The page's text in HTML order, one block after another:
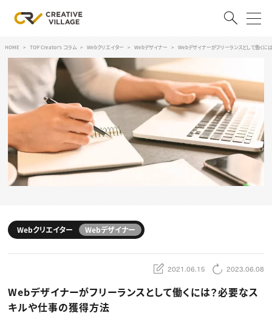
ログイン 会員登録
クリエイター求人を探す
CREATIVE JOB求人検索
特集求人
採用説明会
スキルアップしたい！
デザイン
編集・ライティング
マーケティング
ディレクション
業界解説・キャリア事情
TOP Creator’s コラム
Webクリエイター
アプリクリエイター
ゲームクリエイター
映像クリエイター
セミナー
HOME TOP Creator's コラム Webクリエイター Webデザイナー Webデザイナーがフリーランスとして働くに
Webクリエイター Webデザイナー
2021.06.15 2023.06.08
Webデザイナーがフリーランスとして働くには？必要なス
キルや仕事の獲得方法